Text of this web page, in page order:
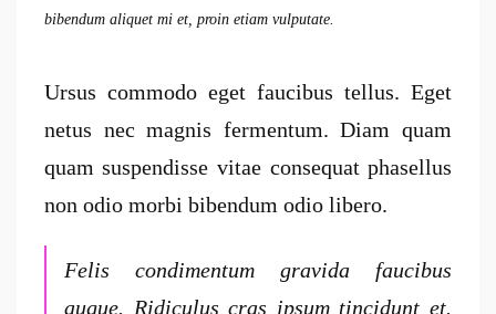
bibendum aliquet mi et, proin etiam vulputate.
Ursus commodo eget faucibus tellus. Eget
netus nec magnis fermentum. Diam quam
quam suspendisse vitae consequat phasellus
non odio morbi bibendum odio libero.
Felis condimentum gravida faucibus
augue. Ridiculus cras ipsum tincidunt et.